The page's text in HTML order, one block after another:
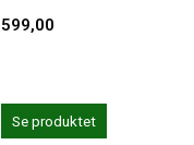
599,00
Se produktet